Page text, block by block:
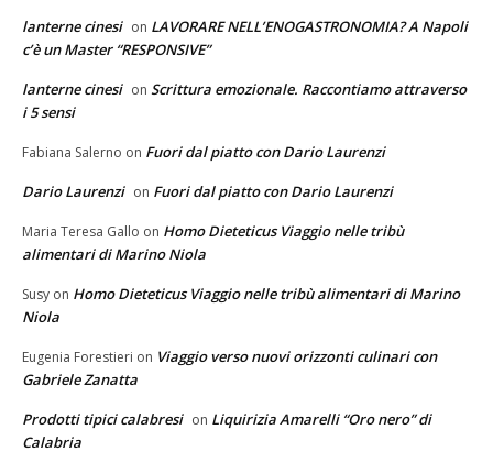
lanterne cinesi on LAVORARE NELL’ENOGASTRONOMIA? A Napoli
c’è un Master “RESPONSIVE”
lanterne cinesi on Scrittura emozionale. Raccontiamo attraverso
i 5 sensi
Fabiana Salerno on Fuori dal piatto con Dario Laurenzi
Dario Laurenzi on Fuori dal piatto con Dario Laurenzi
Maria Teresa Gallo on Homo Dieteticus Viaggio nelle tribù
alimentari di Marino Niola
Susy on Homo Dieteticus Viaggio nelle tribù alimentari di Marino
Niola
Eugenia Forestieri on Viaggio verso nuovi orizzonti culinari con
Gabriele Zanatta
Prodotti tipici calabresi on Liquirizia Amarelli “Oro nero” di
Calabria